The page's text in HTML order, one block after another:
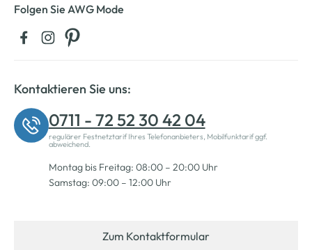
Folgen Sie AWG Mode
Kontaktieren Sie uns:
0711 - 72 52 30 42 04
regulärer Festnetztarif Ihres Telefonanbieters, Mobilfunktarif ggf.
abweichend.
Montag bis Freitag: 08:00 – 20:00 Uhr
Samstag: 09:00 – 12:00 Uhr
Zum Kontaktformular